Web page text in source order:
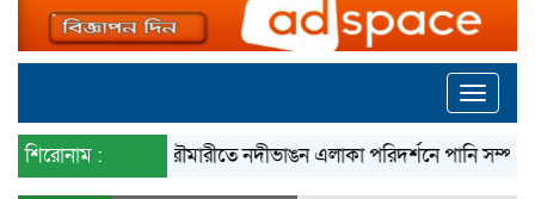
Toggle
শিরোনাম : রৌমারীতে নদীভাঙন এলাকা পরিদর্শনে পানি সম্পদ